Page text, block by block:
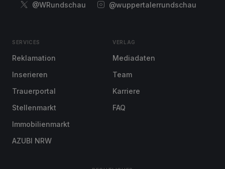
@WRundschau
@wuppertalerrundschau
SERVICES
Reklamation
Inserieren
Trauerportal
Stellenmarkt
Immobilienmarkt
AZUBI NRW
VERLAG
Mediadaten
Team
Karriere
FAQ